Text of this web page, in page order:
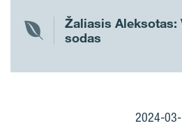
Žaliasis Aleksotas:
sodas
2024-